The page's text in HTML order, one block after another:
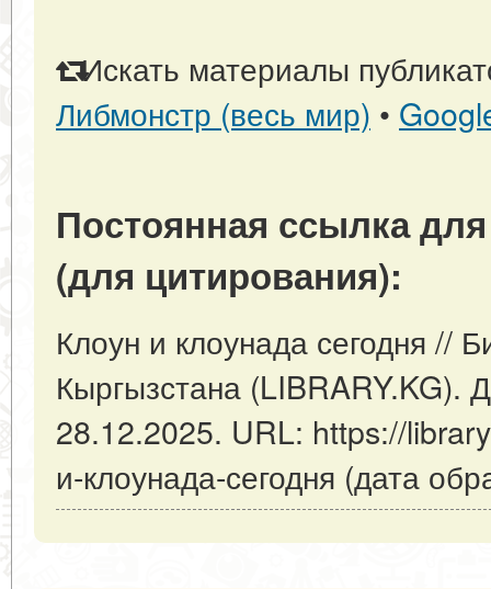
Искать материалы
Либмонстр (весь мир) •
Постоянная ссылка
(для цитирования):
Клоун и клоунада сегодня //
Кыргызстана (LIBRARY.KG).
28.12.2025. URL: https://
и-клоунада-сегодня (дата